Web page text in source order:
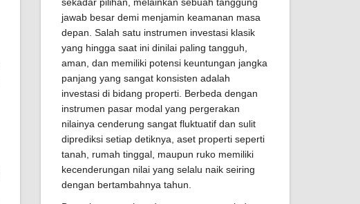
jawab besar demi menjamin keamanan masa
depan. Salah satu instrumen investasi klasik
yang hingga saat ini dinilai paling tangguh,
aman, dan memiliki potensi keuntungan jangka
panjang yang sangat konsisten adalah
investasi di bidang properti. Berbeda dengan
instrumen pasar modal yang pergerakan
nilainya cenderung sangat fluktuatif dan sulit
diprediksi setiap detiknya, aset properti seperti
tanah, rumah tinggal, maupun ruko memiliki
kecenderungan nilai yang selalu naik seiring
dengan bertambahnya tahun.